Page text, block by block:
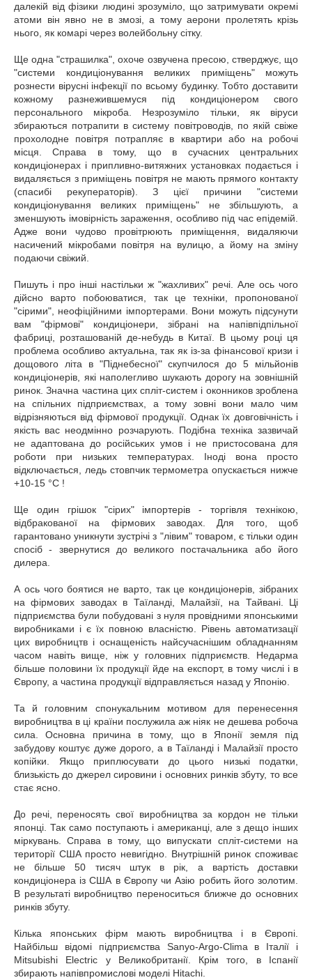
далекій від фізики людині зрозуміло, що затримувати окремі
атоми він явно не в змозі, а тому аерони пролетять крізь
нього, як комарі через волейбольну сітку.
Ще одна "страшилка", охоче озвучена пресою, стверджує, що
"системи кондиціонування великих приміщень" можуть
рознести вірусні інфекції по всьому будинку. Тобто доставити
кожному разнежившемуся під кондиціонером свого
персонального мікроба. Незрозуміло тільки, як віруси
збираються потрапити в систему повітроводів, по якій свіже
прохолодне повітря потрапляє в квартири або на робочі
місця. Справа в тому, що в сучасних центральних
кондиціонерах і припливно-витяжних установках подається і
видаляється з приміщень повітря не мають прямого контакту
(спасибі рекуператорів). З цієї причини "системи
кондиціонування великих приміщень" не збільшують, а
зменшують імовірність зараження, особливо під час епідемій.
Адже вони чудово провітрюють приміщення, видаляючи
насичений мікробами повітря на вулицю, а йому на зміну
подаючи свіжий.
Пишуть і про інші настільки ж "жахливих" речі. Але ось чого
дійсно варто побоюватися, так це техніки, пропонованої
"сірими", неофіційними імпортерами. Вони можуть підсунути
вам "фірмові" кондиціонери, зібрані на напівпідпільної
фабриці, розташованій де-небудь в Китаї. В цьому році ця
проблема особливо актуальна, так як із-за фінансової кризи і
дощового літа в "Піднебесної" скупчилося до 5 мільйонів
кондиціонерів, які наполегливо шукають дорогу на зовнішній
ринок. Значна частина цих спліт-систем і оконников зроблена
на спільних підприємствах, а тому зовні вони мало чим
відрізняються від фірмової продукції. Однак їх довговічність і
якість вас неодмінно розчарують. Подібна техніка зазвичай
не адаптована до російських умов і не пристосована для
роботи при низьких температурах. Іноді вона просто
відключається, ледь стовпчик термометра опускається нижче
+10-15 °C !
Ще один грішок "сірих" імпортерів - торгівля технікою,
відбракованої на фірмових заводах. Для того, щоб
гарантовано уникнути зустрічі з "лівим" товаром, є тільки один
спосіб - звернутися до великого постачальника або його
дилера.
А ось чого боятися не варто, так це кондиціонерів, зібраних
на фірмових заводах в Таїланді, Малайзії, на Тайвані. Ці
підприємства були побудовані з нуля провідними японськими
виробниками і є їх повною власністю. Рівень автоматизації
цих виробництв і оснащеність найсучаснішим обладнанням
часом навіть вище, ніж у головних підприємств. Недарма
більше половини їх продукції йде на експорт, в тому числі і в
Європу, а частина продукції відправляється назад у Японію.
Та й головним спонукальним мотивом для перенесення
виробництва в ці країни послужила аж ніяк не дешева робоча
сила. Основна причина в тому, що в Японії земля під
забудову коштує дуже дорого, а в Таїланді і Малайзії просто
копійки. Якщо приплюсувати до цього низькі податки,
близькість до джерел сировини і основних ринків збуту, то все
стає ясно.
До речі, переносять свої виробництва за кордон не тільки
японці. Так само поступають і американці, але з дещо інших
міркувань. Справа в тому, що випускати спліт-системи на
території США просто невигідно. Внутрішній ринок споживає
не більше 50 тисяч штук в рік, а вартість доставки
кондиціонера із США в Європу чи Азію робить його золотим.
В результаті виробництво переноситься ближче до основних
ринків збуту.
Кілька японських фірм мають виробництва і в Європі.
Найбільш відомі підприємства Sanyo-Argo-Clima в Італії і
Mitsubishi Electric у Великобританії. Крім того, в Іспанії
збирають напівпромислові моделі Hitachi.